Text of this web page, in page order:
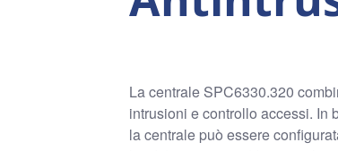
La centrale SPC6330.320
intrusioni e controllo accessi. In
la centrale può essere